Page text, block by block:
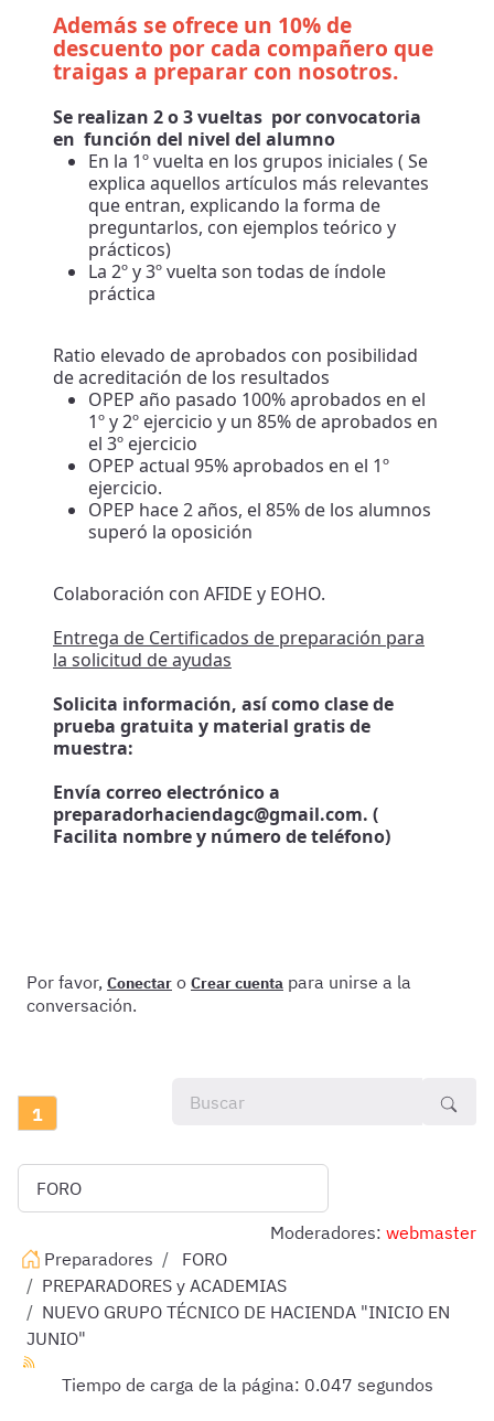
Además se ofrece un 10% de
descuento por cada compañero que
traigas a preparar con nosotros.
Se realizan 2 o 3 vueltas por convocatoria
en función del nivel del alumno
En la 1º vuelta en los grupos iniciales ( Se
explica aquellos artículos más relevantes
que entran, explicando la forma de
preguntarlos, con ejemplos teórico y
prácticos)
La 2º y 3º vuelta son todas de índole
práctica
Ratio elevado de aprobados con posibilidad
de acreditación de los resultados
OPEP año pasado 100% aprobados en el
1º y 2º ejercicio y un 85% de aprobados en
el 3º ejercicio
OPEP actual 95% aprobados en el 1º
ejercicio.
OPEP hace 2 años, el 85% de los alumnos
superó la oposición
Colaboración con AFIDE y EOHO.
Entrega de Certificados de preparación para
la solicitud de ayudas
Solicita información, así como clase de
prueba gratuita y material gratis de
muestra:
Envía correo electrónico a
preparadorhaciendagc@gmail.com. (
Facilita nombre y número de teléfono)
Por favor, Conectar o Crear cuenta para unirse a la
conversación.
1
Moderadores: webmaster
Preparadores
FORO
PREPARADORES y ACADEMIAS
NUEVO GRUPO TÉCNICO DE HACIENDA "INICIO EN
JUNIO"
Tiempo de carga de la página: 0.047 segundos